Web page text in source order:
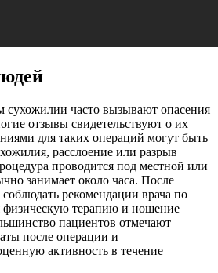
сухожилии часто вызывают опасения
отзывы свидетельствуют о их
для таких операций могут быть
расслоение или разрыв
проводится под местной или
занимает около часа. После
рекомендации врача по
физическую терапию и ношение
пациентов отмечают
после операции и
активность в течение